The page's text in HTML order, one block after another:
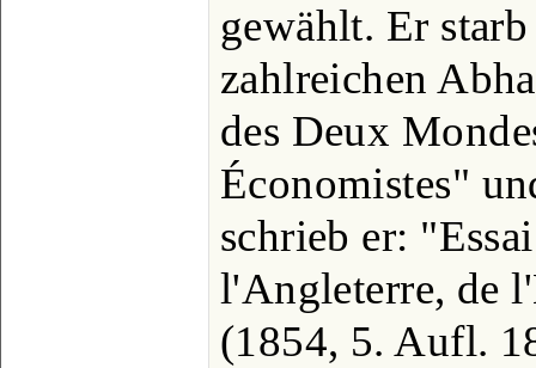
gewählt. Er
zahlreichen
des Deux
Économistes"
schrieb er:
l'Angleterre, de
(1854, 5. Aufl.